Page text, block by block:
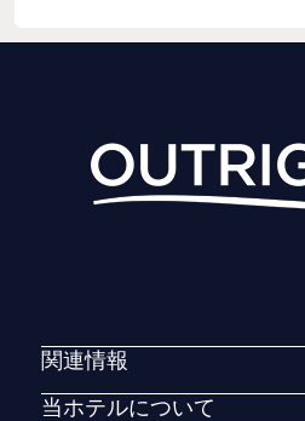
関連情報
当ホテルについて